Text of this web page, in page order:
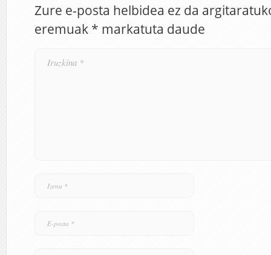
Zure e-posta helbidea ez da
eremuak * markatuta daude